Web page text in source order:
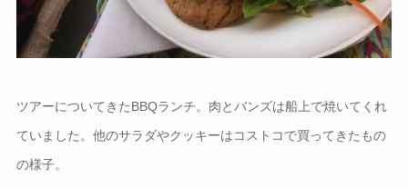
ツアーについてきたBBQランチ。肉とバンズは船上で焼いてくれ
ていました。他のサラダやクッキーはコストコで買ってきたもの
の様子。